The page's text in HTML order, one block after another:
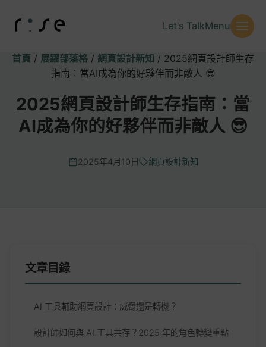
Let's TalkMenu
首頁 / 展躍部落格 / 網頁設計新知 / 2025網頁設計師生存
指南：當AI成為你的好夥伴而非敵人 😎
2025網頁設計師生存指南：當
AI成為你的好夥伴而非敵人 😎
2025年4月10日 網頁設計新知
文章目錄
AI 工具輔助網頁設計：威脅還是轉機？
設計師如何與 AI 工具共存？2025 年的角色轉變重點